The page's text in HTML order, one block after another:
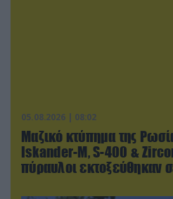
05.08.2026 | 08:02
Μαζικό κτύπημα της
Iskander-Μ, S-400 &
πύραυλοι εκτοξεύθηκαν